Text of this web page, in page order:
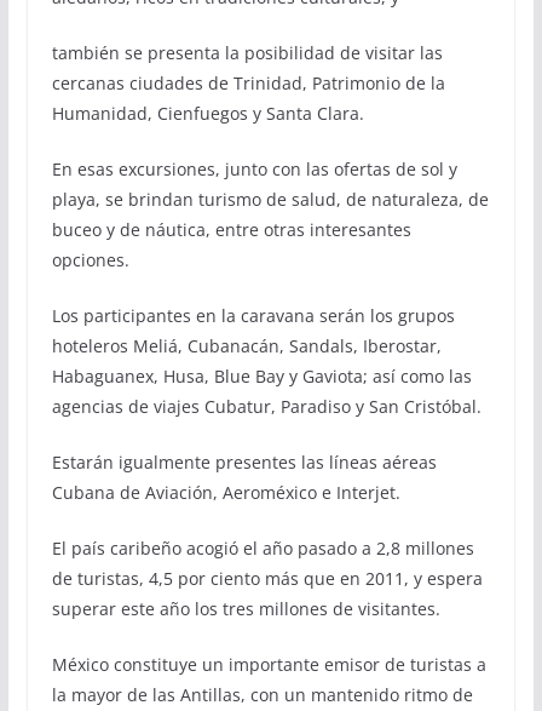
también se presenta la posibilidad de visitar las
cercanas ciudades de Trinidad, Patrimonio de la
Humanidad, Cienfuegos y Santa Clara.
En esas excursiones, junto con las ofertas de sol y
playa, se brindan turismo de salud, de naturaleza, de
buceo y de náutica, entre otras interesantes
opciones.
Los participantes en la caravana serán los grupos
hoteleros Meliá, Cubanacán, Sandals, Iberostar,
Habaguanex, Husa, Blue Bay y Gaviota; así como las
agencias de viajes Cubatur, Paradiso y San Cristóbal.
Estarán igualmente presentes las líneas aéreas
Cubana de Aviación, Aeroméxico e Interjet.
El país caribeño acogió el año pasado a 2,8 millones
de turistas, 4,5 por ciento más que en 2011, y espera
superar este año los tres millones de visitantes.
México constituye un importante emisor de turistas a
la mayor de las Antillas, con un mantenido ritmo de